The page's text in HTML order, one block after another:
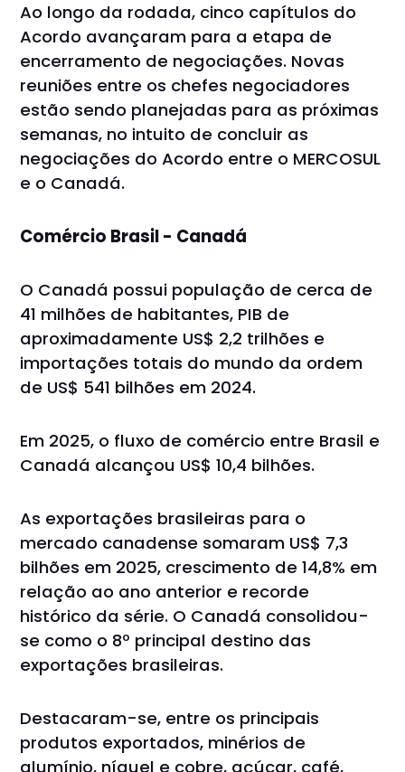
Ao longo da rodada, cinco capítulos do
Acordo avançaram para a etapa de
encerramento de negociações. Novas
reuniões entre os chefes negociadores
estão sendo planejadas para as próximas
semanas, no intuito de concluir as
negociações do Acordo entre o MERCOSUL
e o Canadá.
Comércio Brasil - Canadá
O Canadá possui população de cerca de
41 milhões de habitantes, PIB de
aproximadamente US$ 2,2 trilhões e
importações totais do mundo da ordem
de US$ 541 bilhões em 2024.
Em 2025, o fluxo de comércio entre Brasil e
Canadá alcançou US$ 10,4 bilhões.
As exportações brasileiras para o
mercado canadense somaram US$ 7,3
bilhões em 2025, crescimento de 14,8% em
relação ao ano anterior e recorde
histórico da série. O Canadá consolidou-
se como o 8º principal destino das
exportações brasileiras.
Destacaram-se, entre os principais
produtos exportados, minérios de
alumínio, níquel e cobre, açúcar, café,